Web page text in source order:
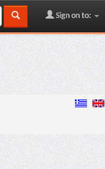
Sign on to: